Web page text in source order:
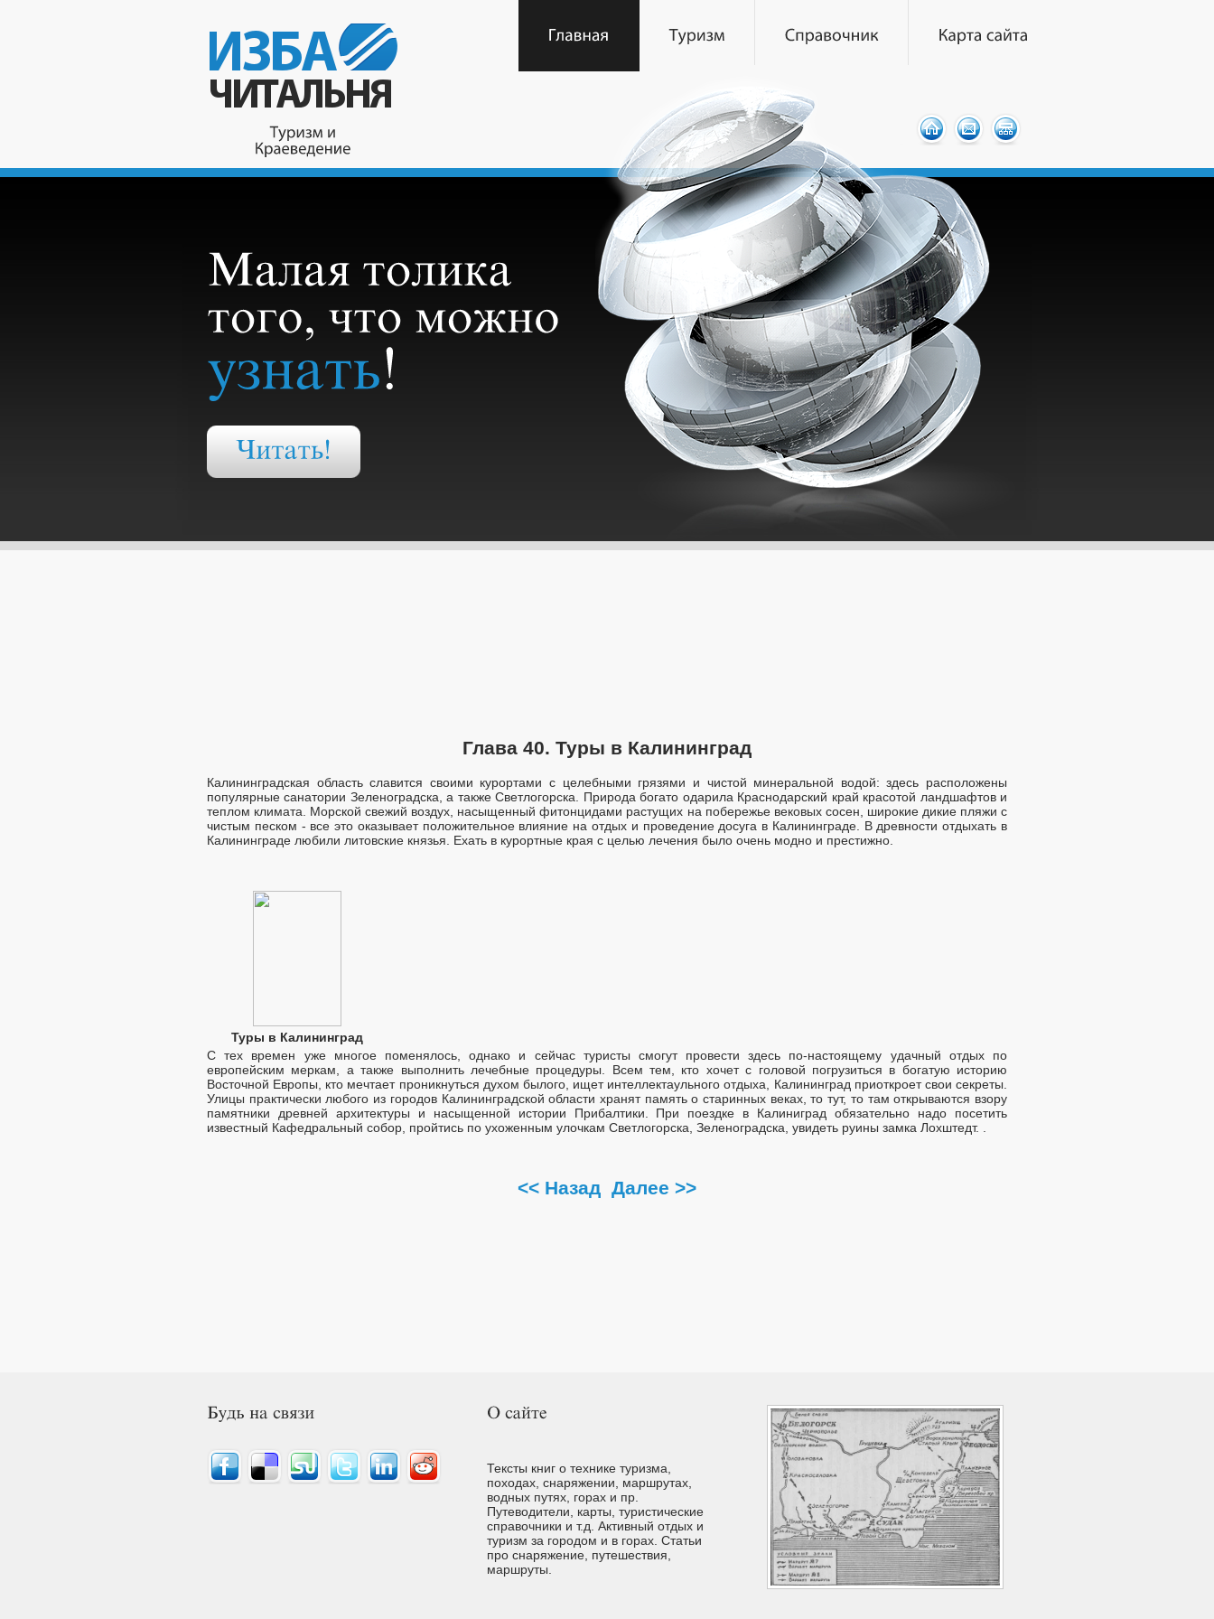
Глава 40. Туры в Калининград
Калининградская область славится своими курортами с целебными грязями и чистой минеральной водой: здесь расположены
популярные санатории Зеленоградска, а также Светлогорска. Природа богато одарила Краснодарский край красотой ландшафтов и
теплом климата. Морской свежий воздух, насыщенный фитонцидами растущих на побережье вековых сосен, широкие дикие пляжи с
чистым песком - все это оказывает положительное влияние на отдых и проведение досуга в Калининграде. В древности отдыхать в
Калининграде любили литовские князья. Ехать в курортные края с целью лечения было очень модно и престижно.
Туры в Калининград
С тех времен уже многое поменялось, однако и сейчас туристы смогут провести здесь по-настоящему удачный отдых по
европейским меркам, а также выполнить лечебные процедуры. Всем тем, кто хочет с головой погрузиться в богатую историю
Восточной Европы, кто мечтает проникнуться духом былого, ищет интеллектаульного отдыха, Калининград приоткроет свои секреты.
Улицы практически любого из городов Калининградской области хранят память о старинных веках, то тут, то там открываются взору
памятники древней архитектуры и насыщенной истории Прибалтики. При поездке в Калиниград обязательно надо посетить
известный Кафедральный собор, пройтись по ухоженным улочкам Светлогорска, Зеленоградска, увидеть руины замка Лохштедт. .
<< Назад Далее >>
Тексты книг о технике туризма,
походах, снаряжении, маршрутах,
водных путях, горах и пр.
Путеводители, карты, туристические
справочники и т.д. Активный отдых и
туризм за городом и в горах. Cтатьи
про снаряжение, путешествия,
маршруты.